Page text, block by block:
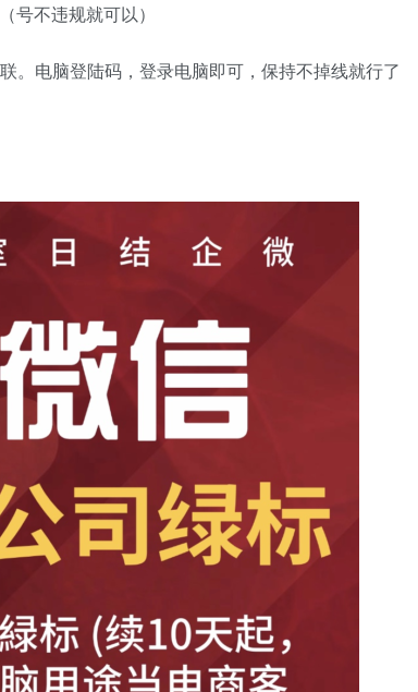
号不违规就可以）
。电脑登陆码，登录电脑即可，保持不掉线就行了